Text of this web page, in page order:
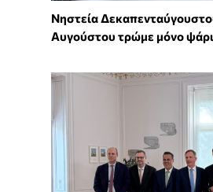
Νηστεία
Αυγούστου τρώμε μόνο ψάρι